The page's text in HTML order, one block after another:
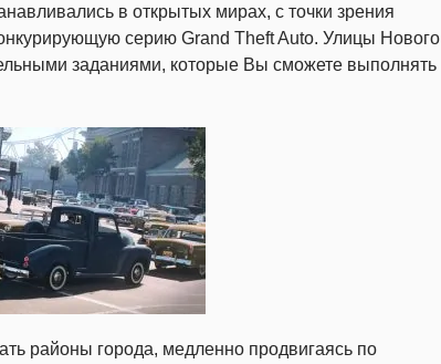
в открытых мирах, с точки зрения
серию Grand Theft Auto. Улицы Нового
заданиями, которые Вы сможете выполнять
районы города, медленно продвигаясь по